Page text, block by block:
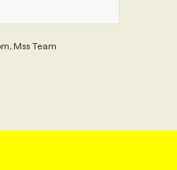
Mss Team